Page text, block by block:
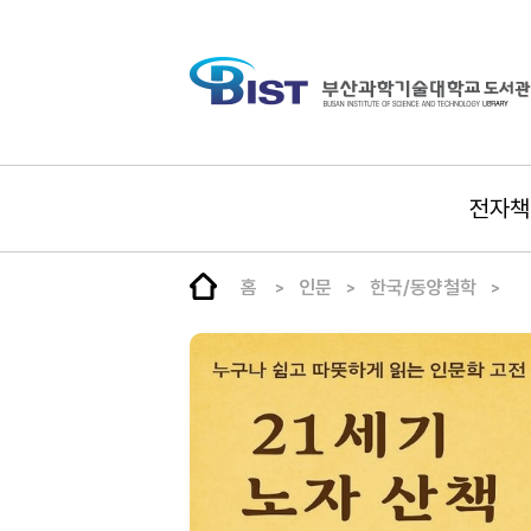
전자책
홈 인문 한국/동양철학